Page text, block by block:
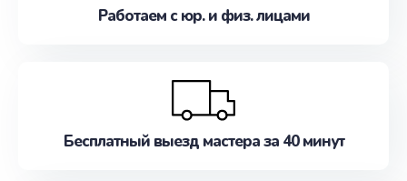
Работаем с юр. и физ. лицами
Бесплатный выезд мастера за 40 минут